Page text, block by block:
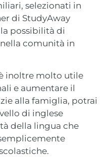
selezionati in
di StudyAway
possibilità di
comunità in
inoltre molto utile
e aumentare il
alla famiglia, potrai
di inglese
della lingua che